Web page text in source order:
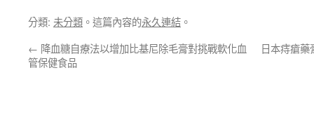
分類: 未分類 。這篇內容的永久連結 。
← 降血糖自療法以增加比基尼除毛膏對挑戰軟化血
管保健食品
日本痔瘡